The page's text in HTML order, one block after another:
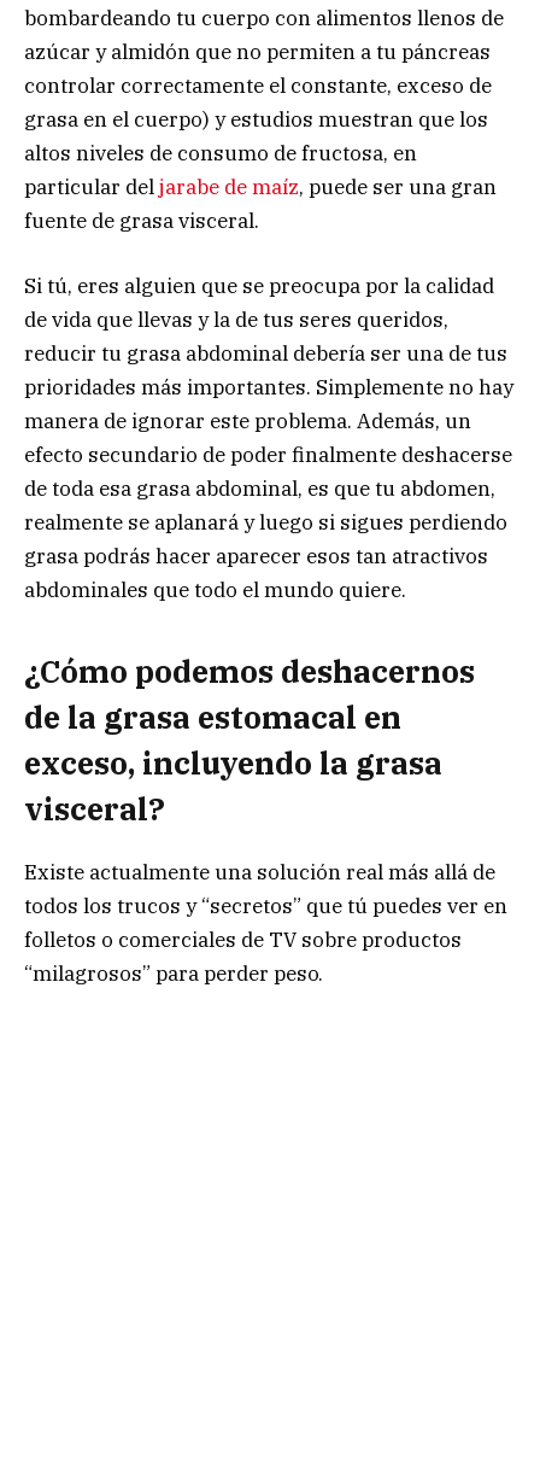
bombardeando tu cuerpo con alimentos llenos de
azúcar y almidón que no permiten a tu páncreas
controlar correctamente el constante, exceso de
grasa en el cuerpo) y estudios muestran que los
altos niveles de consumo de fructosa, en
particular deljarabe de maíz, puede ser una gran
fuente de grasa visceral.
Si tú, eres alguien que se preocupa por la calidad
de vida que llevas y la de tus seres queridos,
reducir tu grasa abdominal debería ser una de tus
prioridades más importantes. Simplemente no hay
manera de ignorar este problema. Además, un
efecto secundario de poder finalmente deshacerse
de toda esa grasa abdominal, es que tu abdomen,
realmente se aplanará y luego si sigues perdiendo
grasa podrás hacer aparecer esos tan atractivos
abdominales que todo el mundo quiere.
¿Cómo podemos deshacernos
de la grasa estomacal en
exceso, incluyendo la grasa
visceral?
Existe actualmente una solución real más allá de
todos los trucos y “secretos” que tú puedes ver en
folletos o comerciales de TV sobre productos
“milagrosos” para perder peso.